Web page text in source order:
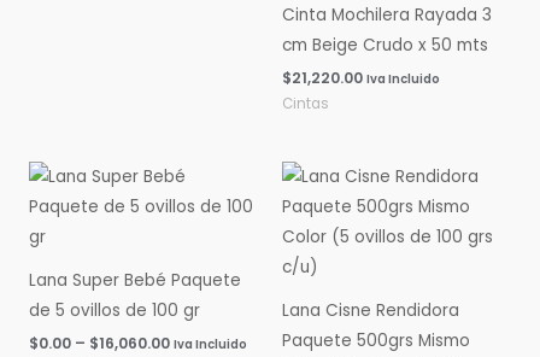
Cinta Mochilera Rayada 3
cm Beige Crudo x 50 mts
$21,220.00 Iva Incluido
Cintas
Lana Super Bebé Paquete
de 5 ovillos de 100 gr
$0.00 – $16,060.00
Rango
de
precios:
$16,060.00
Iva Incluido
Lana Cisne Rendidora
Paquete 500grs Mismo
Rango
de
precios:
desde
$0.00